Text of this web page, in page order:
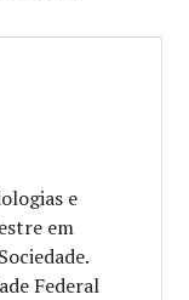
e
em
Federal